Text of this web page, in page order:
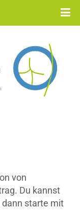
von
Du kannst
dann starte mit